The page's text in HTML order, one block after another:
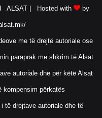
ALSAT | Hosted with by
me të drejtë autoriale ose
paraprak me shkrim të Alsat
autoriale dhe për këtë Alsat
kompensim përkatës
të drejtave autoriale dhe të